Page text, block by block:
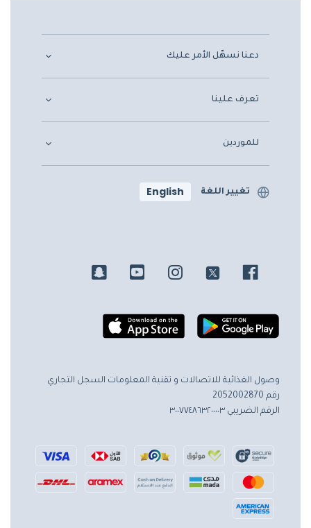
دعنا نسهّل الأمر عليك
تعرف علينا
للموردين
تغيير اللغة English
وصول الغذائية للاتصالات و تقنية المعلومات السجل التجاري
رقم 2052002870
الرقم الضريبي ٣٠٠٧٧٤٨٦٣٢٠٠٠٠٣